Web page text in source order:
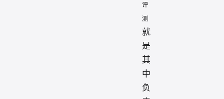
评
测
就
是
其
中
负